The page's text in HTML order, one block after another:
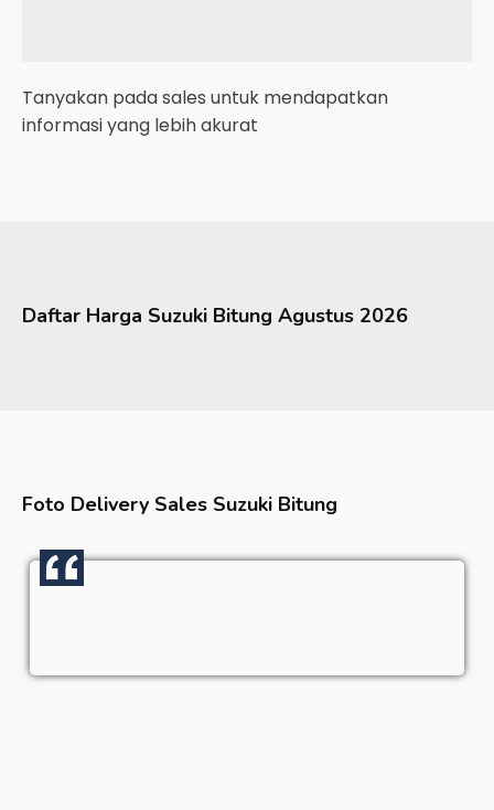
Tanyakan pada sales untuk mendapatkan
informasi yang lebih akurat
Daftar Harga Suzuki Bitung Agustus 2026
Foto Delivery Sales Suzuki Bitung